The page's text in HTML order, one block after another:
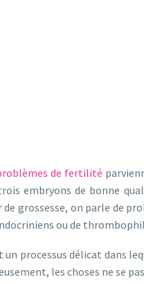
de fertilité
trois embryons de bonne
grossesse, on parle de
ou de
processus délicat dans
les choses ne se